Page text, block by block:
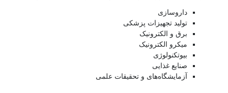
داروسازی
تولید تجهیزات پزشکی
برق و الکترونیک
میکرو الکترونیک
بیوتکنولوژی
صنایع غذایی
آزمایشگاه‌های و تحقیقات علمی